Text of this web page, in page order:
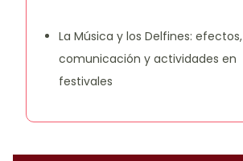
La Música y los Delfines: efectos,
comunicación y actividades en
festivales